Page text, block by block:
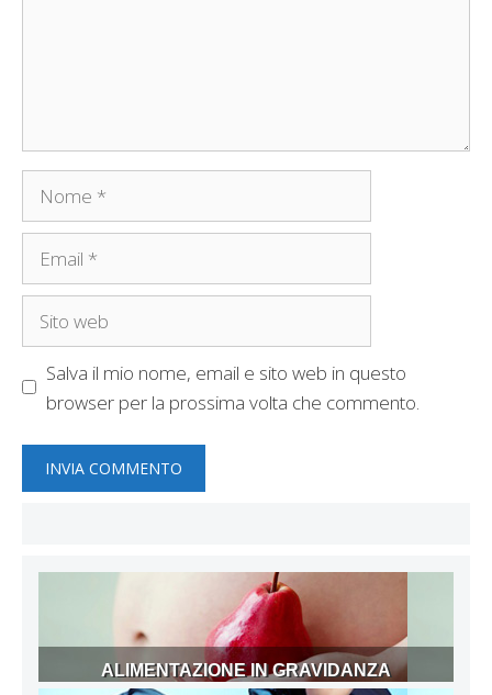
Salva il mio nome, email e sito web in questo
browser per la prossima volta che commento.
ALIMENTAZIONE IN GRAVIDANZA